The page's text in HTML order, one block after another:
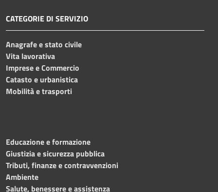
CATEGORIE DI SERVIZIO
Anagrafe e stato civile
Vita lavorativa
Imprese e Commercio
Catasto e urbanistica
Mobilità e trasporti
Educazione e formazione
Giustizia e sicurezza pubblica
Tributi, finanze e contravvenzioni
Ambiente
Salute, benessere e assistenza